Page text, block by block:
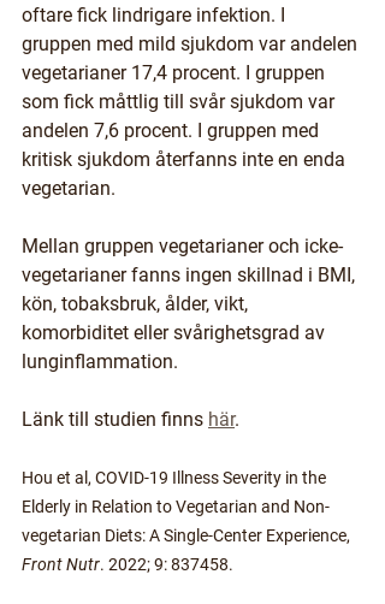
oftare fick lindrigare infektion. I
gruppen med mild sjukdom var andelen
vegetarianer 17,4 procent. I gruppen
som fick måttlig till svår sjukdom var
andelen 7,6 procent. I gruppen med
kritisk sjukdom återfanns inte en enda
vegetarian.
Mellan gruppen vegetarianer och icke-
vegetarianer fanns ingen skillnad i BMI,
kön, tobaksbruk, ålder, vikt,
komorbiditet eller svårighetsgrad av
lunginflammation.
Länk till studien finns här.
Hou et al, COVID-19 Illness Severity in the
Elderly in Relation to Vegetarian and Non-
vegetarian Diets: A Single-Center Experience,
Front Nutr. 2022; 9: 837458.